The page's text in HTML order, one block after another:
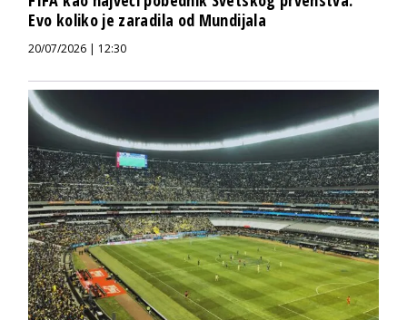
Evo koliko je zaradila od Mundijala
20/07/2026 | 12:30